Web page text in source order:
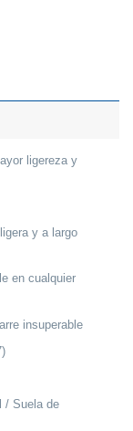
ligereza y
y a largo
en cualquier
insuperable
/ Suela de